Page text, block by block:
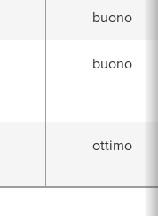
buono
buono
ottimo